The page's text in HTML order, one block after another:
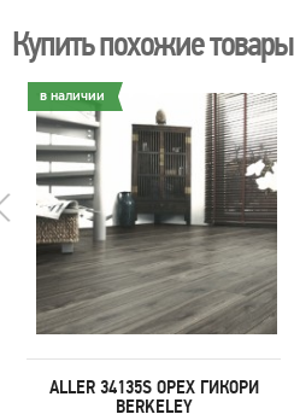
Купить похожие товары
в наличии
ALLER 34135S ОРЕХ ГИКОРИ
BERKELEY